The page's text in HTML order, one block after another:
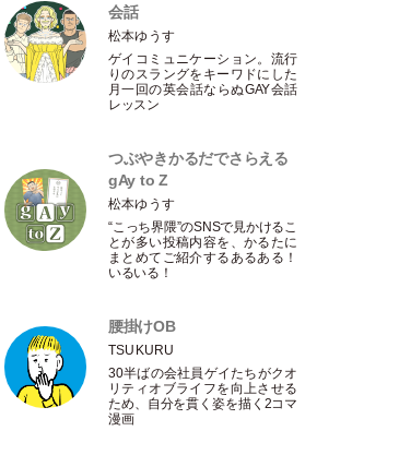
会話
松本ゆうす
ゲイコミュニケーション。流行
りのスラングをキーワドにした
月一回の英会話ならぬGAY会話
レッスン
つぶやきかるだでさらえる
gAy to Z
松本ゆうす
“こっち界隈”のSNSで見かけるこ
とが多い投稿内容を、かるたに
まとめてご紹介するあるある！
いるいる！
腰掛けOB
TSUKURU
30半ばの会社員ゲイたちがクオ
リティオブライフを向上させる
ため、自分を貫く姿を描く2コマ
漫画